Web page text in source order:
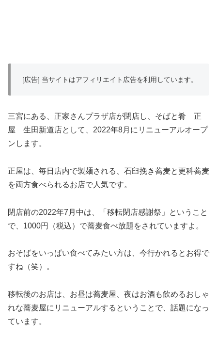
[広告] 当サイトはアフィリエイト広告を利用しています。
三宮にある、正家さんプラザ店が閉店し、そばと肴 正
屋 生田新道店として、2022年8月にリニューアルオープ
ンします。
正屋は、毎日店内で製麺される、石臼挽き蕎麦と更科蕎麦
を両方食べられるお店で人気です。
閉店前の2022年7月中は、「移転閉店感謝祭」ということ
で、1000円（税込）で蕎麦食べ放題をされていますよ。
おそばをいっぱい食べてみたい方は、今行かれるとお得で
すね（笑）。
移転後のお店は、お昼は蕎麦屋、夜はお酒も飲めるおしゃ
れな蕎麦屋にリニューアルするということで、話題になっ
ています。